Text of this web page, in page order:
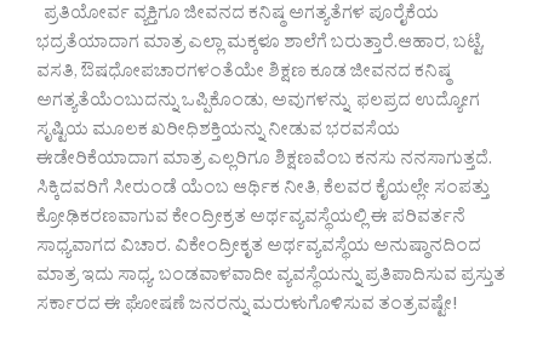
ಪ್ರತಿಯೋರ್ವ ವ್ಯಕ್ತಿಗೂ ಜೀವನದ ಕನಿಷ್ಠ ಅಗತ್ಯತೆಗಳ ಪೂರೈಕೆಯ
ಭದ್ರತೆಯಾದಾಗ ಮಾತ್ರ ಎಲ್ಲಾ ಮಕ್ಕಳೂ ಶಾಲೆಗೆ ಬರುತ್ತಾರೆ.ಆಹಾರ, ಬಟ್ಟೆ,
ವಸತಿ, ಔಷಧೋಪಚಾರಗಳಂತೆಯೇ ಶಿಕ್ಷಣ ಕೂಡ ಜೀವನದ ಕನಿಷ್ಠ
ಅಗತ್ಯತೆಯೆಂಬುದನ್ನು ಒಪ್ಪಿಕೊಂಡು, ಅವುಗಳನ್ನು ಫಲಪ್ರದ ಉದ್ಯೋಗ
ಸೃಷ್ಟಿಯ ಮೂಲಕ ಖರೀಧಿಶಕ್ತಿಯನ್ನು ನೀಡುವ ಭರವಸೆಯ
ಈಡೇರಿಕೆಯಾದಾಗ ಮಾತ್ರ ಎಲ್ಲರಿಗೂ ಶಿಕ್ಷಣವೆಂಬ ಕನಸು ನನಸಾಗುತ್ತದೆ.
ಸಿಕ್ಕಿದವರಿಗೆ ಸೀರುಂಡೆ ಯೆಂಬ ಆರ್ಥಿಕ ನೀತಿ, ಕೆಲವರ ಕೈಯಲ್ಲೇ ಸಂಪತ್ತು
ಕ್ರೋಢಿಕರಣವಾಗುವ ಕೇಂದ್ರೀಕ್ರತ ಅರ್ಥವ್ಯವಸ್ಥೆಯಲ್ಲಿ ಈ ಪರಿವರ್ತನೆ
ಸಾಧ್ಯವಾಗದ ವಿಚಾರ. ವಿಕೇಂದ್ರೀಕೃತ ಅರ್ಥವ್ಯವಸ್ಥೆಯ ಅನುಷ್ಠಾನದಿಂದ
ಮಾತ್ರ ಇದು ಸಾಧ್ಯ. ಬಂಡವಾಳವಾದೀ ವ್ಯವಸ್ಥೆಯನ್ನು ಪ್ರತಿಪಾದಿಸುವ ಪ್ರಸ್ತುತ
ಸರ್ಕಾರದ ಈ ಘೋಷಣೆ ಜನರನ್ನು ಮರುಳುಗೊಳಿಸುವ ತಂತ್ರವಷ್ಟೇ!